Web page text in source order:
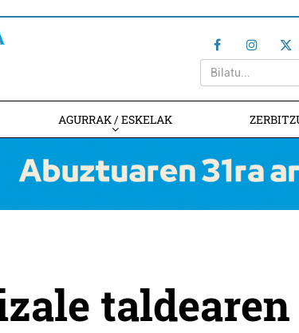
AGURRAK / ESKELAK
taldearen